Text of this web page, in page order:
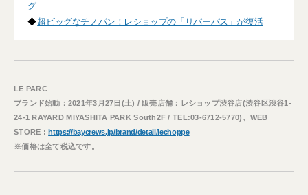
グ
◆超ビッグなチノパン！レショップの「リパーパス」が復活
LE PARC
ブランド始動：2021年3月27日(土) / 販売店舗：レショップ渋谷店(渋谷区渋谷1-
24-1 RAYARD MIYASHITA PARK South2F / TEL:03-6712-5770)、WEB
STORE :https://baycrews.jp/brand/detail/lechoppe
※価格は全て税込です。